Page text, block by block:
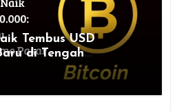
Tembus USD
di Tengah